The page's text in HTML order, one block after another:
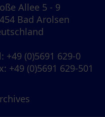
Allee 5 - 9
Bad Arolsen
: +49 (0)5691 629-0
: +49 (0)5691 629-501